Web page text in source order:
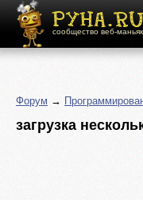
сообщество веб-
Форум →
загрузка